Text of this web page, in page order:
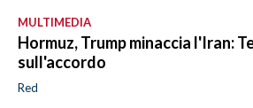
MULTIMEDIA
Hormuz, Trump minaccia l'Iran:
sull'accordo
Red